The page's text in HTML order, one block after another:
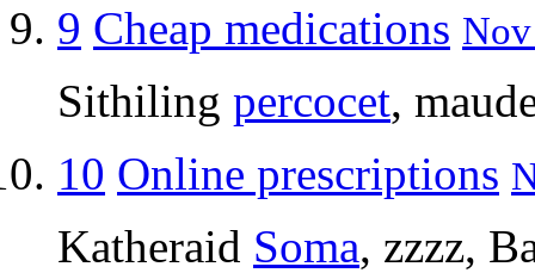
9 Cheap medications
Sithiling percocet,
10 Online prescriptions
Katheraid Soma, zzzz,